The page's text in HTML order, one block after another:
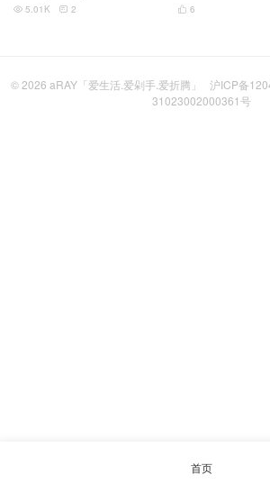
 6
 5.01K  2
© 2026 aRAY「爱生活.爱剁手.爱折腾」 沪ICP备
31023002000361号
首页